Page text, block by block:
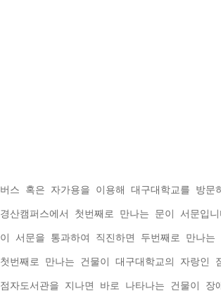
버스 혹은 자가용을 이용해 대구대학교를 방
경산캠퍼스에서 첫번째로 만나는 문이 서문입
이 서문을 통과하여 직진하면 두번째로 만나
첫번째로 만나는 건물이 대구대학교의 자랑인
점자도서관을 지나면 바로 나타나는 건물이 장